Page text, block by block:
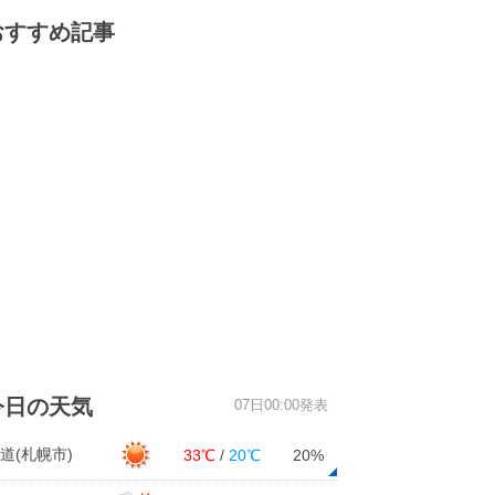
すすめ記事
日の天気 07日00:00発表
(札幌市) 33℃ / 20℃ 20%